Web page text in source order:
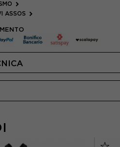
ASSOS